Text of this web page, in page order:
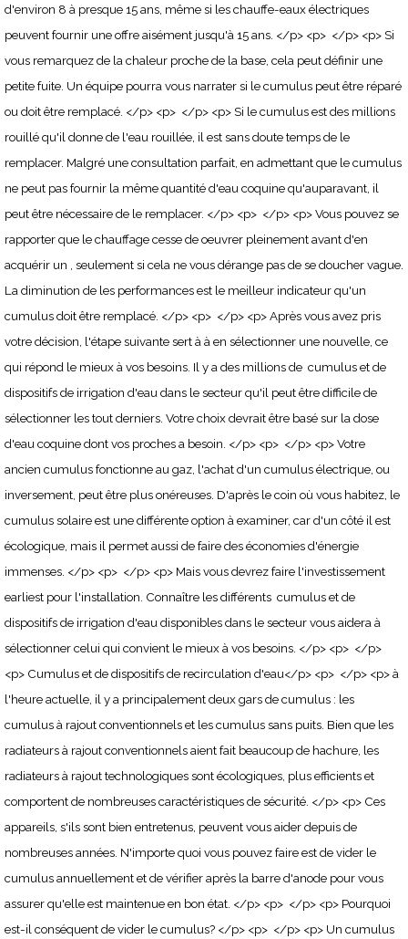
d'environ 8 à presque 15 ans, même si les chauffe-eaux électriques
peuvent fournir une offre aisément jusqu'à 15 ans. </p> <p> </p> <p> Si
vous remarquez de la chaleur proche de la base, cela peut définir une
petite fuite. Un équipe pourra vous narrater si le cumulus peut être réparé
ou doit être remplacé. </p> <p> </p> <p> Si le cumulus est des millions
rouillé qu'il donne de l'eau rouillée, il est sans doute temps de le
remplacer. Malgré une consultation parfait, en admettant que le cumulus
ne peut pas fournir la même quantité d'eau coquine qu'auparavant, il
peut être nécessaire de le remplacer. </p> <p> </p> <p> Vous pouvez se
rapporter que le chauffage cesse de oeuvrer pleinement avant d'en
acquérir un , seulement si cela ne vous dérange pas de se doucher vague.
La diminution de les performances est le meilleur indicateur qu'un
cumulus doit être remplacé. </p> <p> </p> <p> Après vous avez pris
votre décision, l'étape suivante sert à à en sélectionner une nouvelle, ce
qui répond le mieux à vos besoins. Il y a des millions de cumulus et de
dispositifs de irrigation d'eau dans le secteur qu'il peut être difficile de
sélectionner les tout derniers. Votre choix devrait être basé sur la dose
d'eau coquine dont vos proches a besoin. </p> <p> </p> <p> Votre
ancien cumulus fonctionne au gaz, l'achat d'un cumulus électrique, ou
inversement, peut être plus onéreuses. D'après le coin où vous habitez, le
cumulus solaire est une différente option à examiner, car d'un côté il est
écologique, mais il permet aussi de faire des économies d'énergie
immenses. </p> <p> </p> <p> Mais vous devrez faire l'investissement
earliest pour l'installation. Connaître les différents cumulus et de
dispositifs de irrigation d'eau disponibles dans le secteur vous aidera à
sélectionner celui qui convient le mieux à vos besoins. </p> <p> </p>
<p> Cumulus et de dispositifs de recirculation d'eau</p> <p> </p> <p> à
l'heure actuelle, il y a principalement deux gars de cumulus : les
cumulus à rajout conventionnels et les cumulus sans puits. Bien que les
radiateurs à rajout conventionnels aient fait beaucoup de hachure, les
radiateurs à rajout technologiques sont écologiques, plus efficients et
comportent de nombreuses caractéristiques de sécurité. </p> <p> Ces
appareils, s'ils sont bien entretenus, peuvent vous aider depuis de
nombreuses années. N'importe quoi vous pouvez faire est de vider le
cumulus annuellement et de vérifier après la barre d'anode pour vous
assurer qu'elle est maintenue en bon état. </p> <p> </p> <p> Pourquoi
est-il conséquent de vider le cumulus? </p> <p> </p> <p> Un cumulus